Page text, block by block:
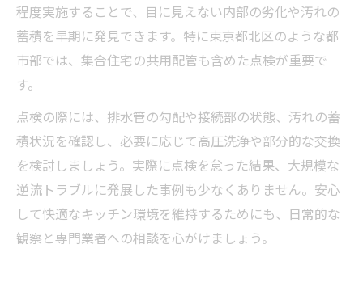
程度実施することで、目に見えない内部の劣化や汚れの
蓄積を早期に発見できます。特に東京都北区のような都
市部では、集合住宅の共用配管も含めた点検が重要で
す。
点検の際には、排水管の勾配や接続部の状態、汚れの蓄
積状況を確認し、必要に応じて高圧洗浄や部分的な交換
を検討しましょう。実際に点検を怠った結果、大規模な
逆流トラブルに発展した事例も少なくありません。安心
して快適なキッチン環境を維持するためにも、日常的な
観察と専門業者への相談を心がけましょう。